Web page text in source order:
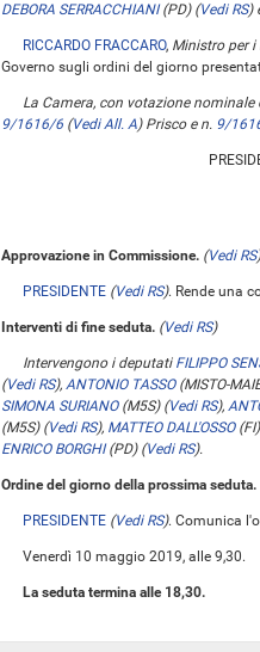
DEBORA SERRACCHIANI(PD) (Vedi RS)
RICCARDO FRACCARO, Ministro per
Governo sugli ordini del giorno
La Camera, con votazione
9/1616/6 (Vedi All. A)Prisco e n. 9/
Approvazione in Commissione. (Vedi RS)
PRESIDENTE (Vedi RS). Rende una
Interventi di fine seduta. (Vedi RS)
Intervengono i deputati FILIPPO
(Vedi RS), ANTONIO TASSO(MISTO-
SIMONA SURIANO(M5S) (Vedi RS),
(M5S) (Vedi RS), MATTEO DALL'OSSO(FI)
ENRICO BORGHI(PD) (Vedi RS).
Ordine del giorno della prossima seduta.
PRESIDENTE (Vedi RS). Comunica
Venerdì 10 maggio 2019, alle 9,30.
La seduta termina alle 18,30.